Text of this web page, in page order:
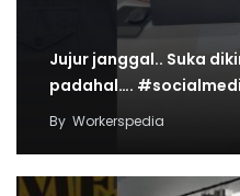
Jujur janggal.. Suka
padahal….
By Workerspedia